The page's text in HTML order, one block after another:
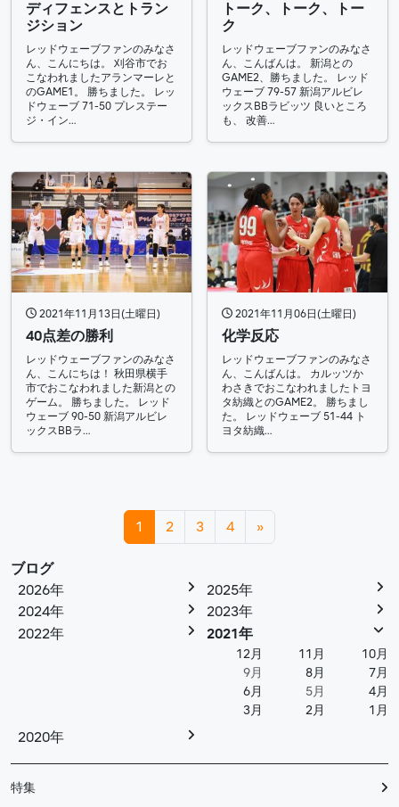
ディフェンスとトラン
ジション
レッドウェーブファンのみなさ
ん、こんにちは。 刈谷市でお
こなわれましたアランマーレと
のGAME1。 勝ちました。 レッ
ドウェーブ 71-50 プレステー
ジ・イン…
トーク、トーク、トー
ク
レッドウェーブファンのみなさ
ん、こんばんは。 新潟との
GAME2、勝ちました。 レッド
ウェーブ 79-57 新潟アルビレ
ックスBBラビッツ 良いところ
も、 改善…
2021年11月13日(土曜日)
40点差の勝利
レッドウェーブファンのみなさ
ん、こんにちは！ 秋田県横手
市でおこなわれました新潟との
ゲーム。 勝ちました。 レッド
ウェーブ 90-50 新潟アルビレ
ックスBBラ…
2021年11月06日(土曜日)
化学反応
レッドウェーブファンのみなさ
ん、こんばんは。 カルッツか
わさきでおこなわれましたトヨ
タ紡織とのGAME2。 勝ちまし
た。 レッドウェーブ 51-44 ト
ヨタ紡織…
投稿ナビゲーション
1 2 3 4 »
ブログ
2026年
2025年
2024年
2023年
2022年
2021年
12月 11月
10月
9月
8月
7月
6月
5月
4月
3月
2月 1月
2020年
特集